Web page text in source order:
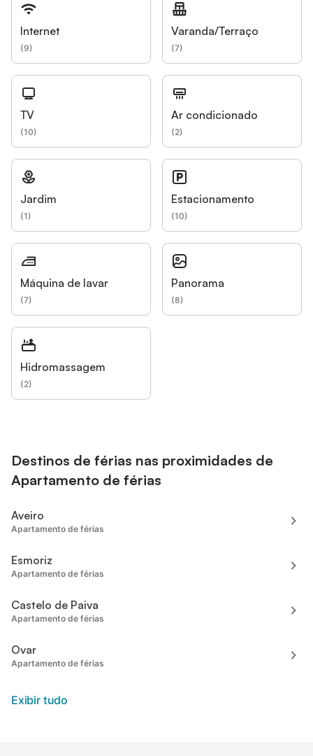
Internet
(9)
Varanda/Terraço
(7)
TV
(10)
Ar condicionado
(2)
Jardim
(1)
Estacionamento
(10)
Máquina de lavar
(7)
Panorama
(8)
Hidromassagem
(2)
Destinos de férias nas proximidades de
Apartamento de férias
Aveiro
Apartamento de férias
Esmoriz
Apartamento de férias
Castelo de Paiva
Apartamento de férias
Ovar
Apartamento de férias
Exibir tudo